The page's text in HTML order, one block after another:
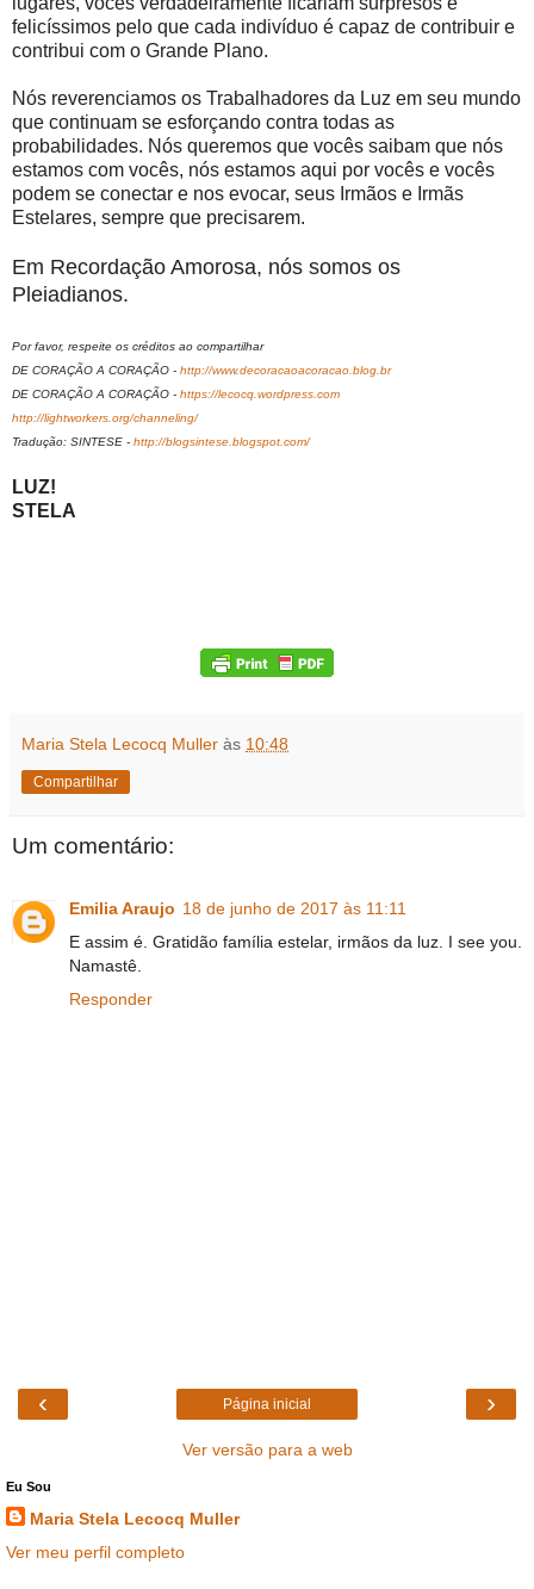
felicíssimos pelo que cada indivíduo é capaz de contribuir e
contribui com o Grande Plano.
Nós reverenciamos os Trabalhadores da Luz em seu mundo
que continuam se esforçando contra todas as
probabilidades. Nós queremos que vocês saibam que nós
estamos com vocês, nós estamos aqui por vocês e vocês
podem se conectar e nos evocar, seus Irmãos e Irmãs
Estelares, sempre que precisarem.
Em Recordação Amorosa, nós somos os
Pleiadianos.
Por favor, respeite os créditos ao compartilhar
DE CORAÇÃO A CORAÇÃO - http://www.decoracaoacoracao.blog.br
DE CORAÇÃO A CORAÇÃO - https://lecocq.wordpress.com
http://lightworkers.org/channeling/
Tradução: SINTESE - http://blogsintese.blogspot.com/
LUZ!
STELA
Maria Stela Lecocq Muller às 10:48
Compartilhar
Um comentário:
Emilia Araujo 18 de junho de 2017 às 11:11
E assim é. Gratidão família estelar, irmãos da luz. I see you.
Namastê.
Responder
‹ ›
Página inicial
Ver versão para a web
Eu Sou
Maria Stela Lecocq Muller
Ver meu perfil completo